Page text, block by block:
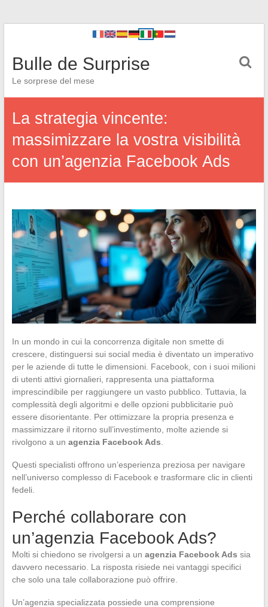
Bulle de Surprise
Le sorprese del mese
La strategia vincente:
massimizzare la vostra visibilità
con un’agenzia Facebook Ads
In un mondo in cui la concorrenza digitale non smette di
crescere, distinguersi sui social media è diventato un imperativo
per le aziende di tutte le dimensioni. Facebook, con i suoi milioni
di utenti attivi giornalieri, rappresenta una piattaforma
imprescindibile per raggiungere un vasto pubblico. Tuttavia, la
complessità degli algoritmi e delle opzioni pubblicitarie può
essere disorientante. Per ottimizzare la propria presenza e
massimizzare il ritorno sull’investimento, molte aziende si
rivolgono a un agenzia Facebook Ads
Questi specialisti offrono un’esperienza preziosa per navigare
nell’universo complesso di Facebook e trasformare clic in clienti
fedeli.
Perché collaborare con
un’agenzia Facebook Ads?
Molti si chiedono se rivolgersi a un agenzia Facebook Ads sia
davvero necessario. La risposta risiede nei vantaggi specifici
che solo una tale collaborazione può offrire.
Un’agenzia specializzata possiede una comprensione